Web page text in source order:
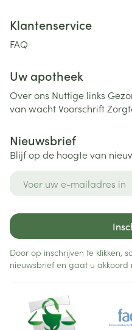
Klantenservice
FAQ
Uw apotheek
Over ons Nuttige links
van wachtVoorschrift
Nieuwsbrief
Blijf op de hoogte van
Door op inschrijven te klikken,
nieuwsbrief en gaat u akkoord